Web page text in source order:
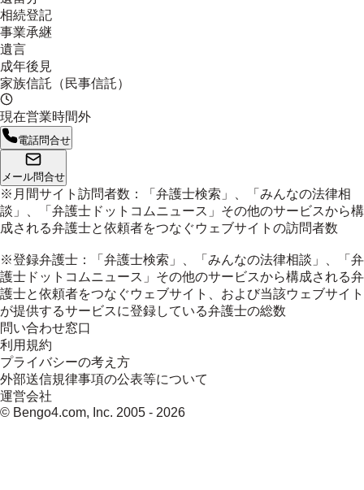
相続登記
事業承継
遺言
成年後見
家族信託（民事信託）
現在営業時間外
電話問合せ
メール問合せ
※月間サイト訪問者数：「弁護士検索」、「みんなの法律相
談」、「弁護士ドットコムニュース」その他のサービスから構
成される弁護士と依頼者をつなぐウェブサイトの訪問者数
※登録弁護士：「弁護士検索」、「みんなの法律相談」、「弁
護士ドットコムニュース」その他のサービスから構成される弁
護士と依頼者をつなぐウェブサイト、および当該ウェブサイト
が提供するサービスに登録している弁護士の総数
問い合わせ窓口
利用規約
プライバシーの考え方
外部送信規律事項の公表等について
運営会社
© Bengo4.com, Inc. 2005 - 2026